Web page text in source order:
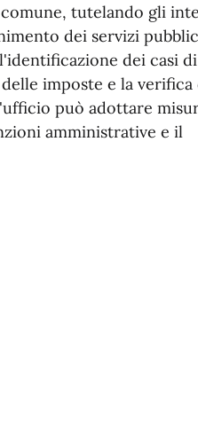
tutelando gli
dei servizi
dei casi di
imposte e la verifica
può adottare
amministrative e il